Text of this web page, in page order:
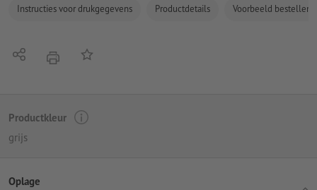
Instructies voor drukgegevens Productdetails Voorbeeld bestellen
Delen afdrukkenOp de lijst
Productkleur
grijs
Oplage